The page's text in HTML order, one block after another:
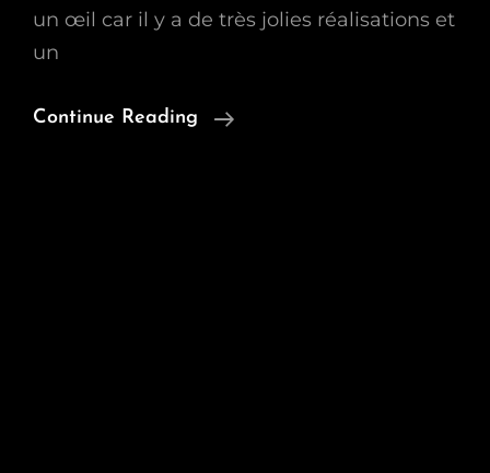
un œil car il y a de très jolies réalisations et
un
Continue Reading
Encore